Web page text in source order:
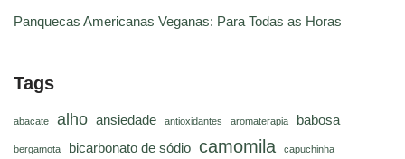
Panquecas Americanas Veganas: Para Todas as Horas
Tags
abacate alho ansiedade antioxidantes aromaterapia babosa
bergamota bicarbonato de sódio camomila capuchinha